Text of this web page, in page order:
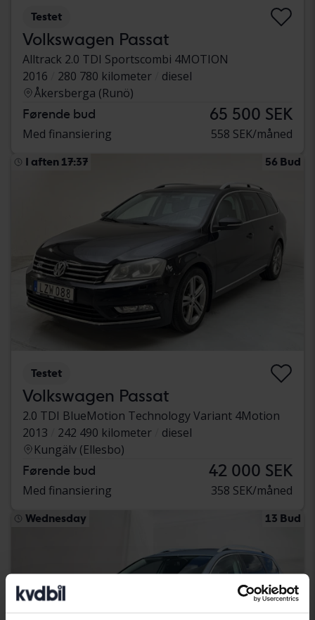
Testet
Volkswagen Passat
Alltrack 2.0 TDI Sportscombi 4MOTION
2016
280 780 kilometer
diesel
Åkersberga (Runö)
Førende bud 65 500 SEK
Med finansiering 558 SEK/måned
I aften 17:37 56 Bud
Testet
Volkswagen Passat
2.0 TDI BlueMotion Technology Variant 4Motion
2013
242 490 kilometer
diesel
Kungälv (Ellesbo)
Førende bud 42 000 SEK
Med finansiering 358 SEK/måned
Wednesday 13 Bud